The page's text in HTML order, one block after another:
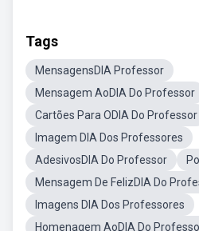
Tags
MensagensDIA Professor
Mensagem AoDIA Do Professor
Cartões Para ODIA Do Professor
Imagem DIA Dos Professores
AdesivosDIA Do Professor
Mensagem De FelizDIA Do
Imagens DIA Dos Professores
Homenagem AoDIA Do